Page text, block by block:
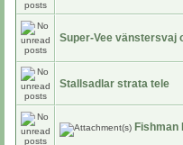
Super-Vee vänstersvaj
Stallsadlar strata tele
Fishman